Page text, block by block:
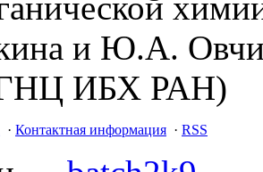
и Ю.А.
ИБХ РАН)
· Контактная информация · RSS